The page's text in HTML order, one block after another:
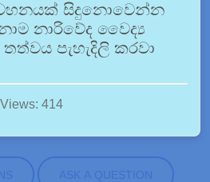
සිදුනොවෙන්න
නාරිවේද වෛද්‍ය
පැහැදිලි කරවා
Views: 414
ASK A QUESTION